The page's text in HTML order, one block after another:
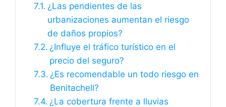
¿Las pendientes de las
urbanizaciones aumentan el riesgo
de daños propios?
¿Influye el tráfico turístico en el
precio del seguro?
¿Es recomendable un todo riesgo en
Benitachell?
¿La cobertura frente a lluvias